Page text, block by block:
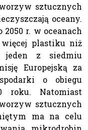
sztucznych
oceany.
2050 r. w oceanach
plastiku niż
jeden z siedmiu
Europejską za
o obiegu
roku. Natomiast
sztucznych
ma na celu